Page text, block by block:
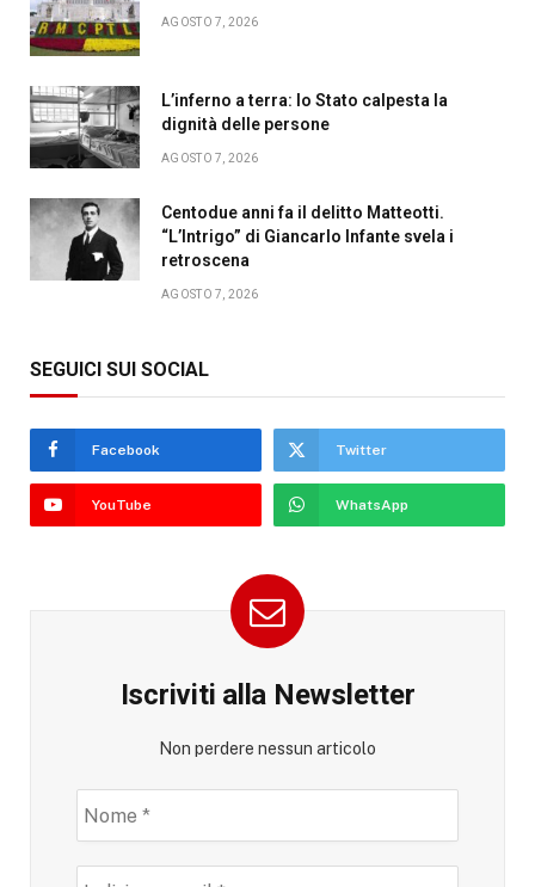
AGOSTO 7, 2026
L’inferno a terra: lo Stato calpesta la
dignità delle persone
AGOSTO 7, 2026
Centodue anni fa il delitto Matteotti.
“L’Intrigo” di Giancarlo Infante svela i
retroscena
AGOSTO 7, 2026
SEGUICI SUI SOCIAL
Facebook Twitter
YouTube WhatsApp
Iscriviti alla Newsletter
Non perdere nessun articolo